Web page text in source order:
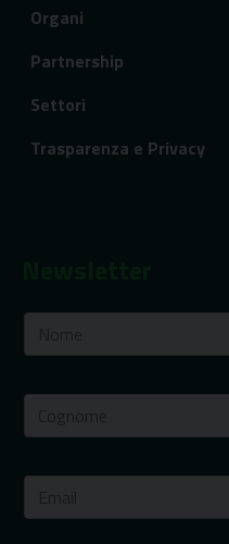
Organi
Partnership
Settori
Trasparenza e Privacy